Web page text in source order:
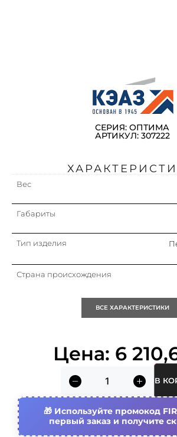
СЕРИЯ: ОПТИМА
АРТИКУЛ: 307222
Вес
Габариты
Тип изделия
Страна происхождения
Объем (м3)
Подходит для 19-дюйм. (482,6 мм)
монтажа
ВСЕ ХАРАКТЕРИСТИКИ
Цена: 6
В
Используйте промокод
первый заказ и получите